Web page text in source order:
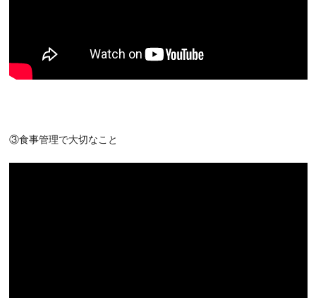
③食事管理で大切なこと